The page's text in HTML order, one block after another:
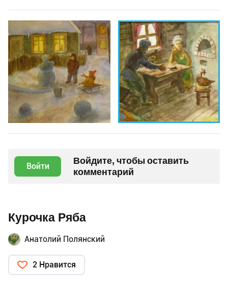
Войти
Войдите, чтобы оставить
комментарий
Курочка Ряба
Анатолий Полянский
2 Нравится